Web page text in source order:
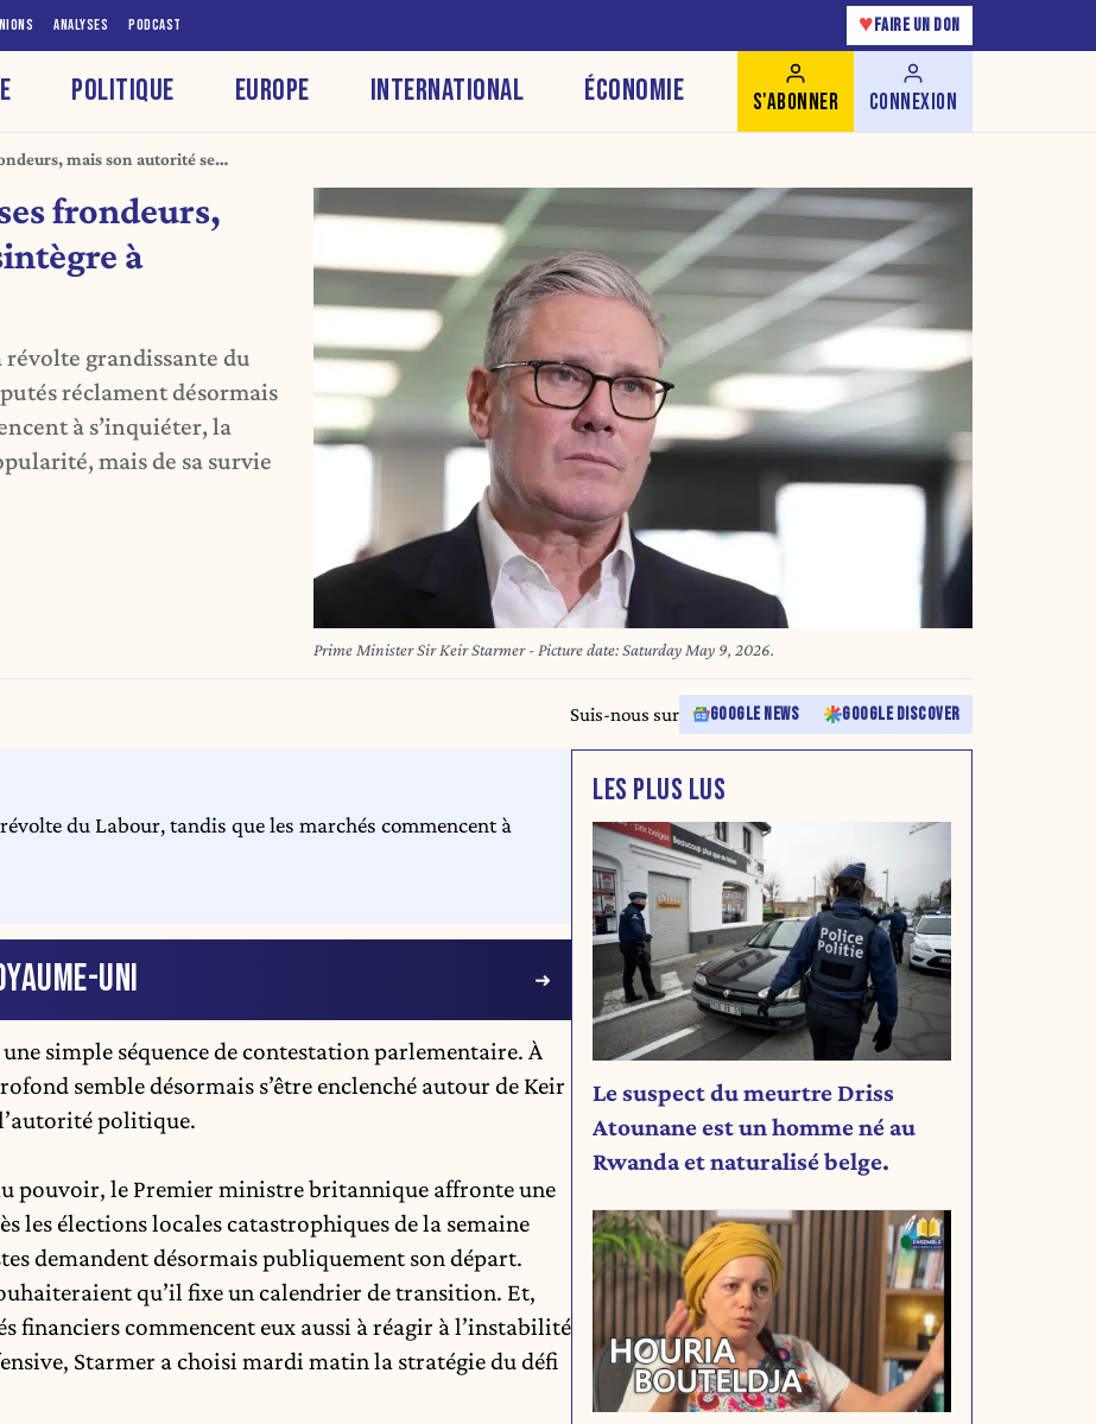
ANALYSES PODCAST ♥ FAIRE UN DON
POLITIQUE EUROPE INTERNATIONAL ÉCONOMIE S'ABONNER CONNEXION
mais son autorité se
frondeurs,
à
révolte grandissante du
réclament désormais
à s’inquiéter, la
mais de sa survie
Prime Minister Sir Keir Starmer - Picture date: Saturday May 9, 2026.
Suis-nous sur GOOGLE NEWS GOOGLE DISCOVER
du Labour, tandis que les marchés commencent à
UNI
simple séquence de contestation parlementaire. À
semble désormais s’être enclenché autour de Keir
politique.
pouvoir, le Premier ministre britannique affronte une
les élections locales catastrophiques de la semaine
demandent désormais publiquement son départ.
qu’il fixe un calendrier de transition. Et,
financiers commencent eux aussi à réagir à l’instabilité
Starmer a choisi mardi matin la stratégie du défi
LES PLUS LUS
Le suspect du meurtre Driss
Atounane est un homme né au
Rwanda et naturalisé belge.